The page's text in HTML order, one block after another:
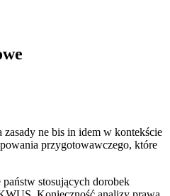
zasady ne bis in idem w kontekście
przygotowawczego, które
stosujących dorobek